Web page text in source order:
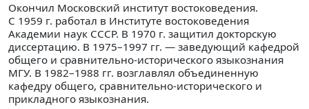
Окончил Московский институт востоковедения.
С 1959 г. работал в Институте востоковедения
Академии наук СССР. В 1970 г. защитил докторскую
диссертацию. В 1975–1997 гг. — заведующий кафедрой
общего и сравнительно-исторического языкознания
МГУ. В 1982–1988 гг. возглавлял объединенную
кафедру общего, сравнительно-исторического и
прикладного языкознания.